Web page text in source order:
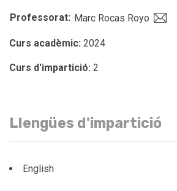
Professorat: Marc Rocas Royo
Curs acadèmic: 2024
Curs d'impartició: 2
Llengües d'impartició
English